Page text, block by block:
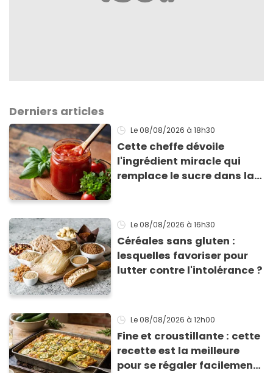
Derniers articles
Le 08/08/2026 à 18h30
Cette cheffe dévoile
l'ingrédient miracle qui
remplace le sucre dans la
Le 08/08/2026 à 16h30
Céréales sans gluten :
lesquelles favoriser pour
lutter contre l'intolérance ?
Le 08/08/2026 à 12h00
Fine et croustillante : cette
recette est la meilleure
pour se régaler facilement